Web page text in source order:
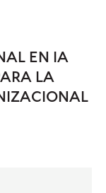
EN IA
LA